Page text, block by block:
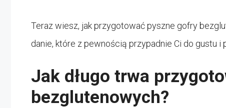
Teraz wiesz, jak przygotować pyszne gofry
danie, które z pewnością przypadnie Ci do gustu i
Jak długo trwa
bezglutenowych?